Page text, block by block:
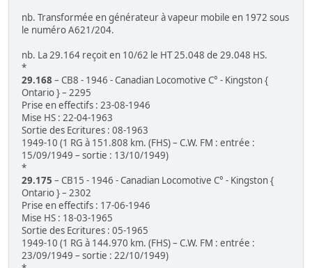
nb. Transformée en générateur à vapeur mobile en 1972 sous
le numéro A621/204.
nb. La 29.164 reçoit en 10/62 le HT 25.048 de 29.048 HS.
*
29.168 – CB8 - 1946 - Canadian Locomotive C° - Kingston {
Ontario } – 2295
Prise en effectifs : 23-08-1946
Mise HS : 22-04-1963
Sortie des Ecritures : 08-1963
1949-10 (1 RG à 151.808 km. (FHS) – C.W. FM : entrée :
15/09/1949 – sortie : 13/10/1949)
*
29.175 – CB15 - 1946 - Canadian Locomotive C° - Kingston {
Ontario } – 2302
Prise en effectifs : 17-06-1946
Mise HS : 18-03-1965
Sortie des Ecritures : 05-1965
1949-10 (1 RG à 144.970 km. (FHS) – C.W. FM : entrée :
23/09/1949 – sortie : 22/10/1949)